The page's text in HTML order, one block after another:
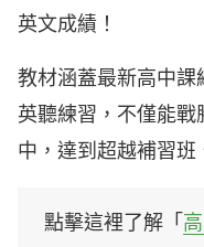
英文成績！
教材涵蓋最新高中課
英聽練習，不僅能戰
中，達到超越補習班
點擊這裡了解「